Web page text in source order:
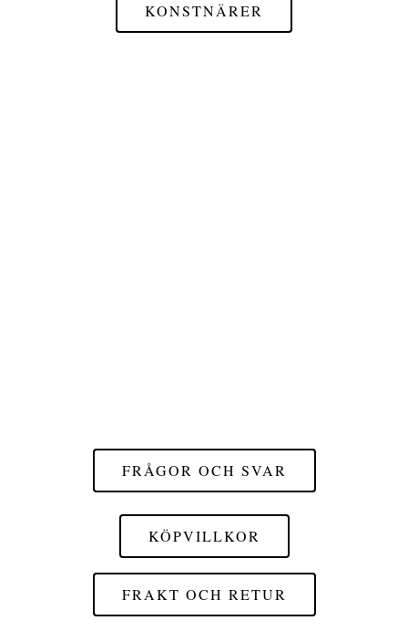
KONSTNÄRER
FRÅGOR OCH SVAR
KÖPVILLKOR
FRAKT OCH RETUR